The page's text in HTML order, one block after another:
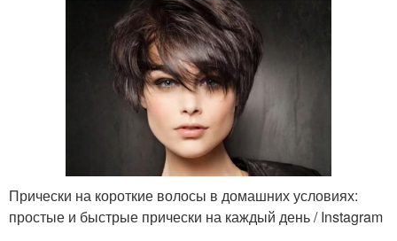
Прически на короткие волосы в домашних условиях:
простые и быстрые прически на каждый день / Instagram